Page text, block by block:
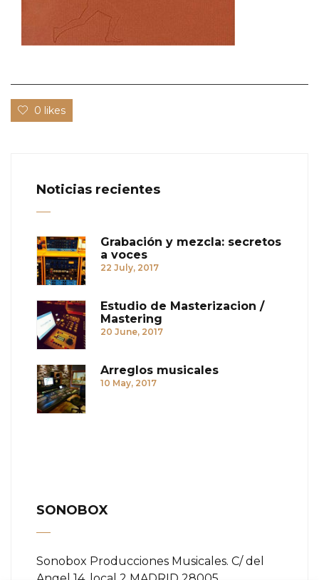
0 likes
Noticias recientes
Grabación y mezcla: secretos
a voces
22 July, 2017
Estudio de Masterizacion /
Mastering
20 June, 2017
Arreglos musicales
10 May, 2017
SONOBOX
Sonobox Producciones Musicales. C/ del